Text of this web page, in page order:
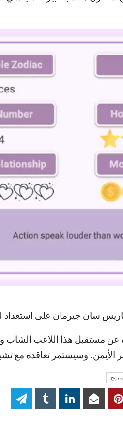
على استعداد لتقديم ما يقارب 15
وسيستمر تعاقده مع